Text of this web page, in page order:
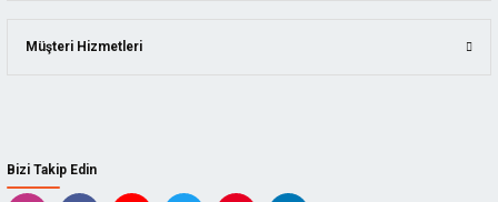
Bizi Takip Edin
Müşteri Hizmetleri